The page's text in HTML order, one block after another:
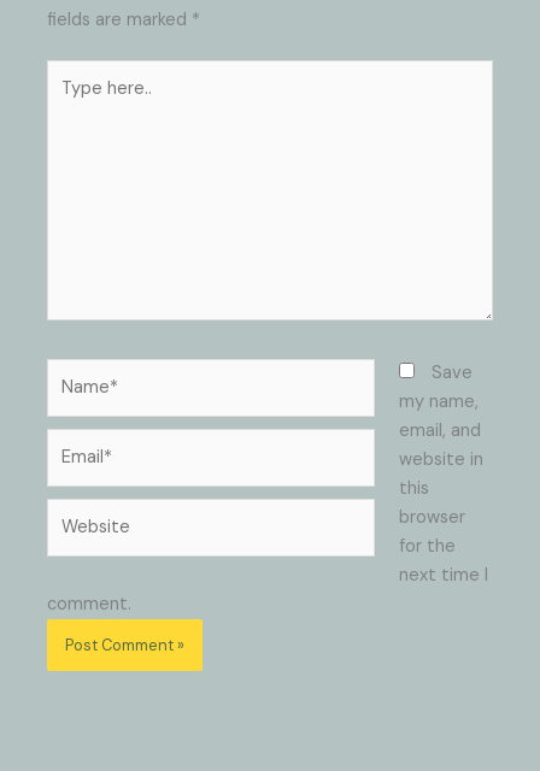
fields are marked *
here..
Save
my name,
email, and
website in
this
browser
for the
next time I
comment.